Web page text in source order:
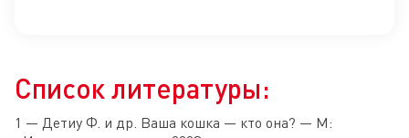
Список литературы:
1 — Детиу Ф. и др. Ваша кошка — кто она? — М: